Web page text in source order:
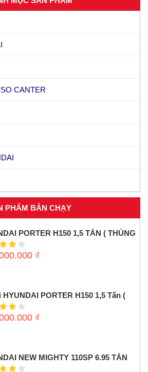
CANTER
PHẨM BÁN CHẠY
PORTER H150 1,5 TẤN ( THÙNG
₫
HYUNDAI PORTER H150 1,5 Tấn (
mui bạt)
₫
NEW MIGHTY 110SP 6.95 TẤN
MUI BẠT)